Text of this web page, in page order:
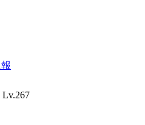
Lv.267